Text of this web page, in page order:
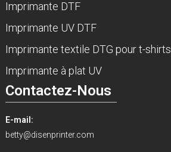
Imprimante DTF
Imprimante UV DTF
Imprimante textile DTG pour t-shirts
Imprimante à plat UV
Contactez-Nous
E-mail:
betty@disenprinter.com